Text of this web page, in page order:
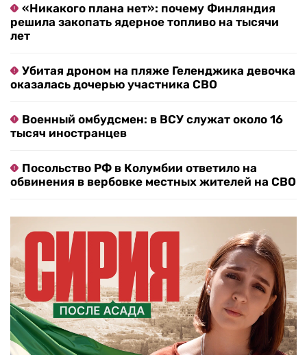
«Никакого плана нет»: почему Финляндия
решила закопать ядерное топливо на тысячи
лет
Убитая дроном на пляже Геленджика девочка
оказалась дочерью участника СВО
Военный омбудсмен: в ВСУ служат около 16
тысяч иностранцев
Посольство РФ в Колумбии ответило на
обвинения в вербовке местных жителей на СВО